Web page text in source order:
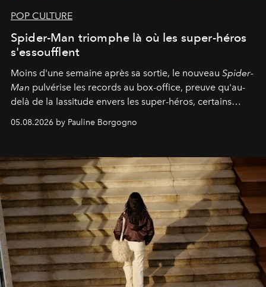
POP CULTURE
Spider-Man triomphe là où les super-héros
s'essoufflent
Moins d'une semaine après sa sortie, le nouveau Spider-
Man pulvérise les records au box-office, preuve qu'au-
delà de la lassitude envers les super-héros, certains
personnages continuent de susciter une ferveur intacte.
05.08.2026 by Pauline Borgogno